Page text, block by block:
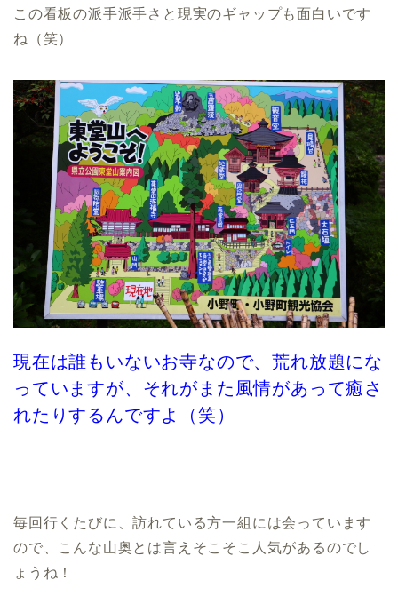
この看板の派手派手さと現実のギャップも面白いです
ね（笑）
現在は誰もいないお寺なので、荒れ放題にな
っていますが、それがまた風情があって癒さ
れたりするんですよ（笑）
毎回行くたびに、訪れている方一組には会っています
ので、こんな山奥とは言えそこそこ人気があるのでし
ょうね！